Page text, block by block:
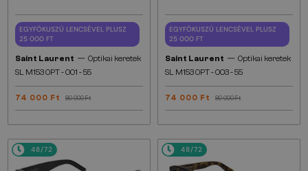
EGYFÓKUSZÚ LENCSÉVEL PLUSZ
25 000 FT
Saint Laurent — Optikai keretek
SL M153 OPT - 001 - 55
74 000 Ft 89 000 Ft
EGYFÓKUSZÚ LENCSÉVEL PLUSZ
25 000 FT
Saint Laurent — Optikai keretek
SL M153 OPT - 003 - 55
74 000 Ft 89 000 Ft
48/72 48/72